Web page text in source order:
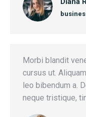
Morbi blandit
cursus ut.
leo bibendum a.
neque tristique,